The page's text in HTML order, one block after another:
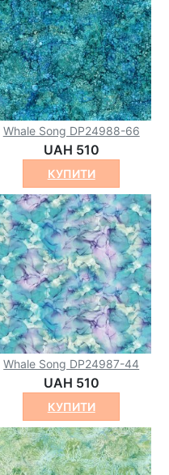
Whale Song DP24988-66
UAH 510
КУПИТИ
Whale Song DP24987-44
UAH 510
КУПИТИ